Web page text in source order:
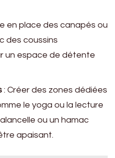
en place des canapés ou
des coussins
un espace de détente
: Créer des zones dédiées
le yoga ou la lecture
ou un hamac
apaisant.